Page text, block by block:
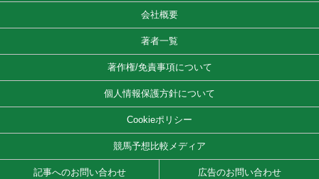
会社概要
著者一覧
著作権/免責事項について
個人情報保護方針について
Cookieポリシー
競馬予想比較メディア
記事へのお問い合わせ 広告のお問い合わせ